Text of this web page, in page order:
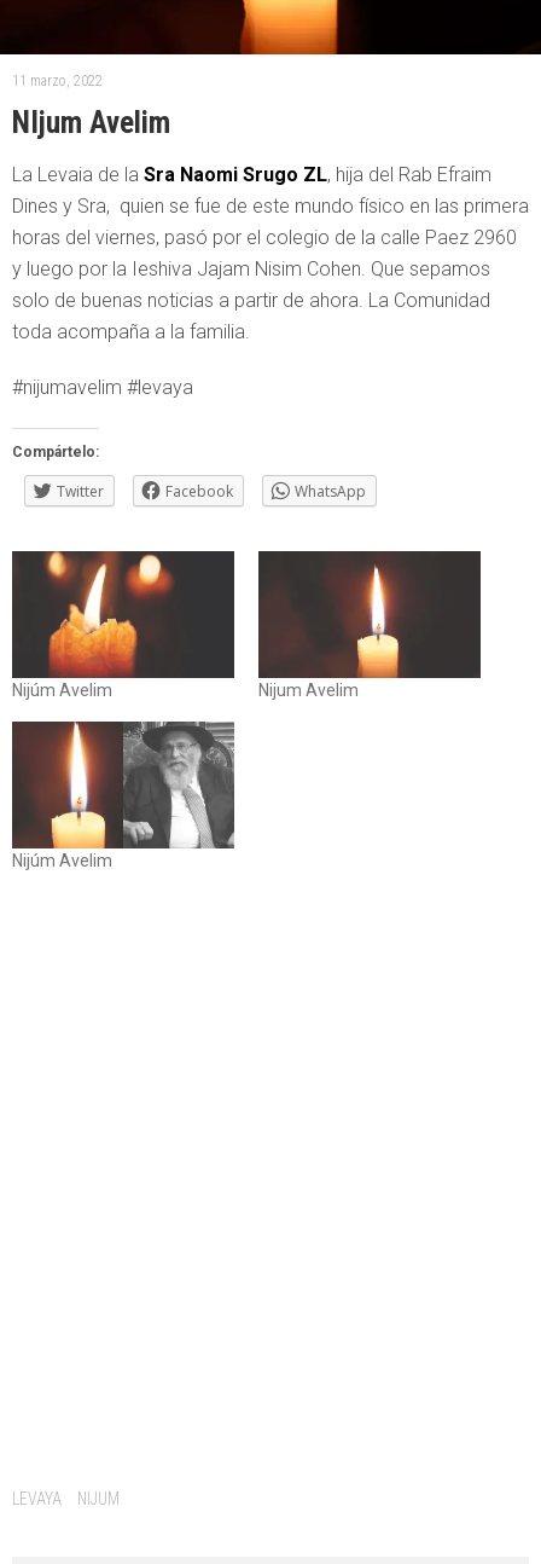
11 marzo, 2022
NIjum Avelim
La Levaia de la Sra Naomi Srugo ZL, hija del Rab Efraim
Dines y Sra, quien se fue de este mundo físico en las primera
horas del viernes, pasó por el colegio de la calle Paez 2960
y luego por la Ieshiva Jajam Nisim Cohen. Que sepamos
solo de buenas noticias a partir de ahora. La Comunidad
toda acompaña a la familia.
#nijumavelim #levaya
Compártelo:
Twitter Facebook WhatsApp
Nijúm Avelim Nijum Avelim
Nijúm Avelim
Tags:
LEVAYA NIJUM